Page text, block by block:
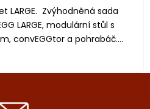
LARGE. Zvýhodněná sada
LARGE, modulární stůl s
convEGGtor a pohrabáč....